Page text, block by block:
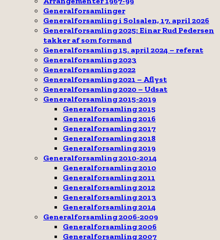
Generalforsamlinger
Generalforsamling i Solsalen, 17. april 2026
Generalforsamling 2025: Einar Rud Pedersen
takker af som formand
Generalforsamling 15. april 2024 – referat
Generalforsamling 2023
Generalforsamling 2022
Generalforsamling 2021 – Aflyst
Generalforsamling 2020 – Udsat
Generalforsamling 2015-2019
Generalforsamling 2015
Generalforsamling 2016
Generalforsamling 2017
Generalforsamling 2018
Generalforsamling 2019
Generalforsamling 2010-2014
Generalforsamling 2010
Generalforsamling 2011
Generalforsamling 2012
Generalforsamling 2013
Generalforsamling 2014
Generalforsamling 2006-2009
Generalforsamling 2006
Generalforsamling 2007